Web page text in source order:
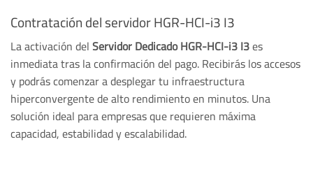
Contratación del servidor HGR-HCI-i3 I3
La activación delServidor Dedicado HGR-HCI-i3 I3es
inmediata tras la confirmación del pago. Recibirás los accesos
y podrás comenzar a desplegar tu infraestructura
hiperconvergente de alto rendimiento en minutos. Una
solución ideal para empresas que requieren máxima
capacidad, estabilidad y escalabilidad.